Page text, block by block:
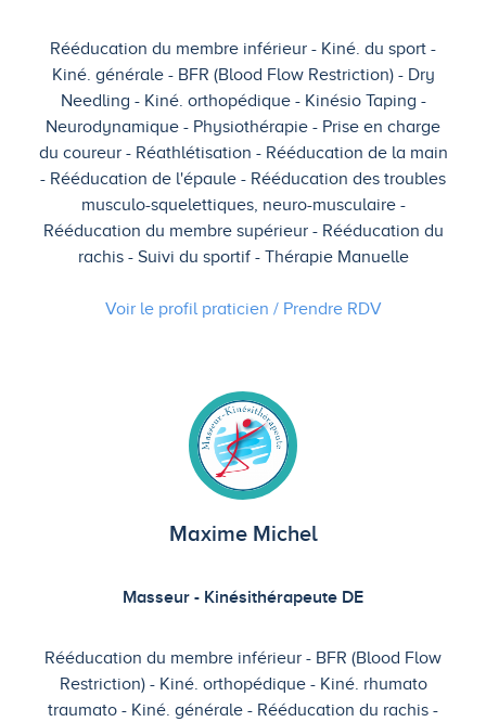
Rééducation du membre inférieur
Kiné. du sport
Kiné. générale
BFR (Blood Flow Restriction)
Dry
Needling
Kiné. orthopédique
Kinésio Taping
Neurodynamique
Physiothérapie
Prise en charge
du coureur
Réathlétisation
Rééducation de la main
Rééducation de l'épaule
Rééducation des troubles
musculo-squelettiques, neuro-musculaire
Rééducation du membre supérieur
Rééducation du
rachis
Suivi du sportif Thérapie Manuelle
Voir le profil praticien / Prendre RDV
Maxime Michel
Masseur - Kinésithérapeute DE
Rééducation du membre inférieur
BFR (Blood Flow
Restriction)
Kiné. orthopédique
Kiné. rhumato
traumato
Kiné. générale
Rééducation du rachis